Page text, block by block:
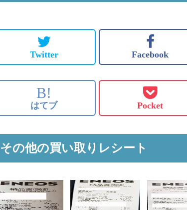
Twitter Facebook
B!
はてブ Pocket
その他の買い取りレシート